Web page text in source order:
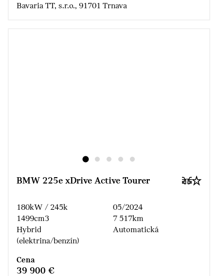
Bavaria TT, s.r.o., 91701 Trnava
BMW 225e xDrive Active Tourer
180kW / 245k
1499cm3
Hybrid
(elektrina/benzín)
05/2024
7 517km
Automatická
Cena
39 900 €